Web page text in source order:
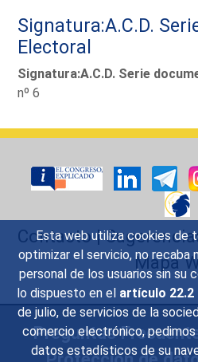
Esta web utiliza cookies de
optimizar el servicio, no
personal de los usuarios sin su
lo dispuesto en el artículo 22.2
de julio, de servicios de la
comercio electrónico,
datos estadísticos de su
Signatura:A.C.D.
Electoral
Signatura:A.C.D. Serie
nº 6
Contacto|
Mapa
Preguntas